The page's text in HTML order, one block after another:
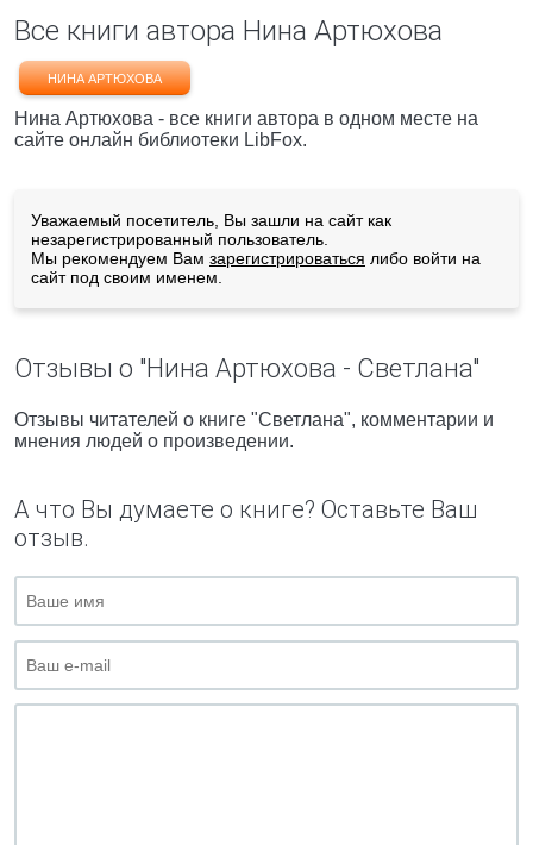
Все книги автора Нина Артюхова
НИНА АРТЮХОВА
Нина Артюхова - все книги автора в одном месте на
сайте онлайн библиотеки LibFox.
Уважаемый посетитель, Вы зашли на сайт как
незарегистрированный пользователь.
Мы рекомендуем Вам зарегистрироваться либо войти на
сайт под своим именем.
Отзывы о "Нина Артюхова - Светлана"
Отзывы читателей о книге "Светлана", комментарии и
мнения людей о произведении.
А что Вы думаете о книге? Оставьте Ваш
отзыв.